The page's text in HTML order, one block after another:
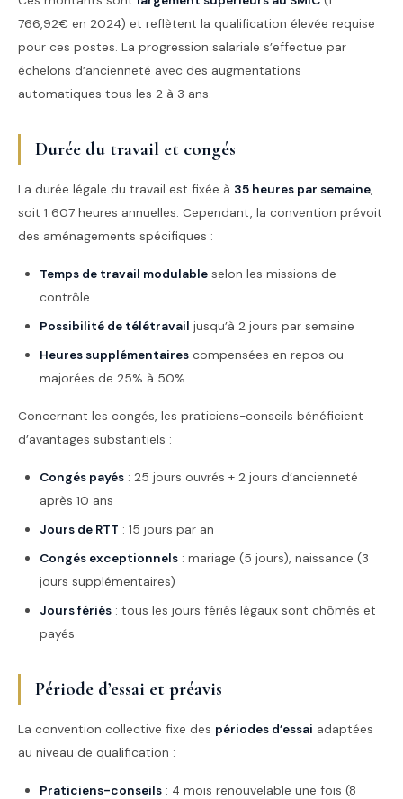
766,92€ en 2024) et reflètent la qualification élevée requise
pour ces postes. La progression salariale s’effectue par
échelons d’ancienneté avec des augmentations
automatiques tous les 2 à 3 ans.
Durée du travail et congés
La durée légale du travail est fixée à 35 heures par semaine,
soit 1 607 heures annuelles. Cependant, la convention prévoit
des aménagements spécifiques :
Temps de travail modulable selon les missions de
contrôle
Possibilité de télétravail jusqu’à 2 jours par semaine
Heures supplémentaires compensées en repos ou
majorées de 25% à 50%
Concernant les congés, les praticiens-conseils bénéficient
d’avantages substantiels :
Congés payés : 25 jours ouvrés + 2 jours d’ancienneté
après 10 ans
Jours de RTT : 15 jours par an
Congés exceptionnels : mariage (5 jours), naissance (3
jours supplémentaires)
Jours fériés : tous les jours fériés légaux sont chômés et
payés
Période d’essai et préavis
La convention collective fixe des périodes d’essai adaptées
au niveau de qualification :
Praticiens-conseils : 4 mois renouvelable une fois (8